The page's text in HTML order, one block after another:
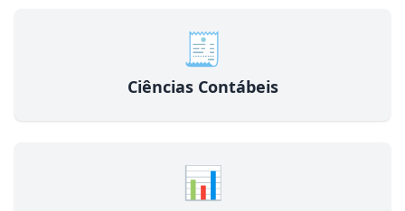
🧾
Ciências Contábeis
📊